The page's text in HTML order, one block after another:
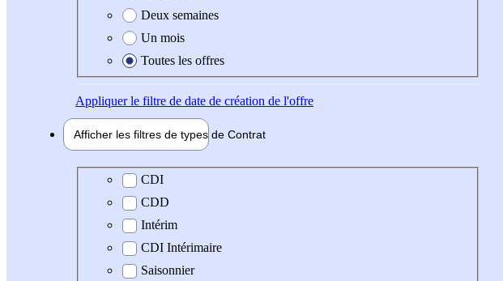
Deux semaines
Un mois
Toutes les offres
Appliquerle filtre de date de création de l'offre
Afficher les filtres de types de Contrat
Type de contrat
CDI
CDD
Intérim
CDI Intérimaire
Saisonnier